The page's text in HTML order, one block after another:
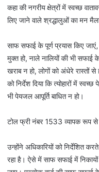
कहा की नगरीय क्षेत्रों में स्वच्छ
लिए जाने वाले श्रद्धालुओं का मन
साफ सफाई के पूर्ण प्रयास किए
मुक्त हो, नाले नालियों की भी
खराब न हो, लोगों को अंधेरे रास्तों
को निर्देश दिया कि त्योहारों में
भी पेयजल आपूर्ति बाधित न हो।
टोल फ्री नंबर 1533 व्यापक रूप से
उन्होंने अधिकारियों को निर्देशित
रहा है। ऐसे में साफ सफाई में निकायों